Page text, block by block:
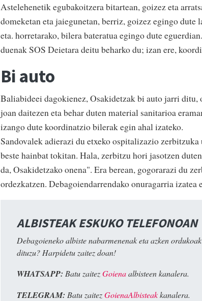
Astelehenetik egubakoitzera bitartean, goizez eta
domeketan eta jaiegunetan, berriz, goizez egingo
eta. horretarako, bilera bateratua egingo dute
duenak SOS Deietara deitu beharko du; izan ere,
Bi auto
Baliabideei dagokienez, Osakidetzak bi auto jarri ditu,
joan daitezen eta behar duten material sanitarioa
izango dute koordinatzio bilerak egin ahal izateko.
Sandovalek adierazi du etxeko ospitalizazio
beste hainbat tokitan. Hala, zerbitzu hori jasotzen
da, Osakidetzako onena". Era berean, gogorarazi du
ordezkatzen. Debagoiendarrendako onuragarria izatea
ALBISTEAK ESKUKO TELEFONOAN
Debagoieneko albiste nabarmenenak eta azken
dituzu? Harpidetu zaitez doan!
WHATSAPP: Batu zaitezGoienaalbisteen kanalera.
TELEGRAM: Batu zaitezGoienaAlbisteakkanalera.